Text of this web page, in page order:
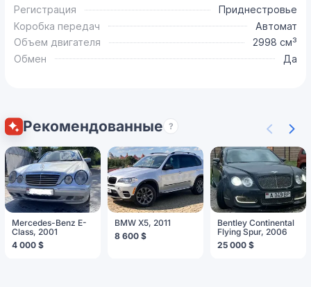
Регистрация
Приднестровье
Коробка передач
Автомат
Объем двигателя
2998 см³
Обмен
Да
Рекомендованные ?
Mercedes-Benz E-
Class, 2001
4 000 $
BMW X5, 2011
8 600 $
Bentley Continental
Flying Spur, 2006
25 000 $